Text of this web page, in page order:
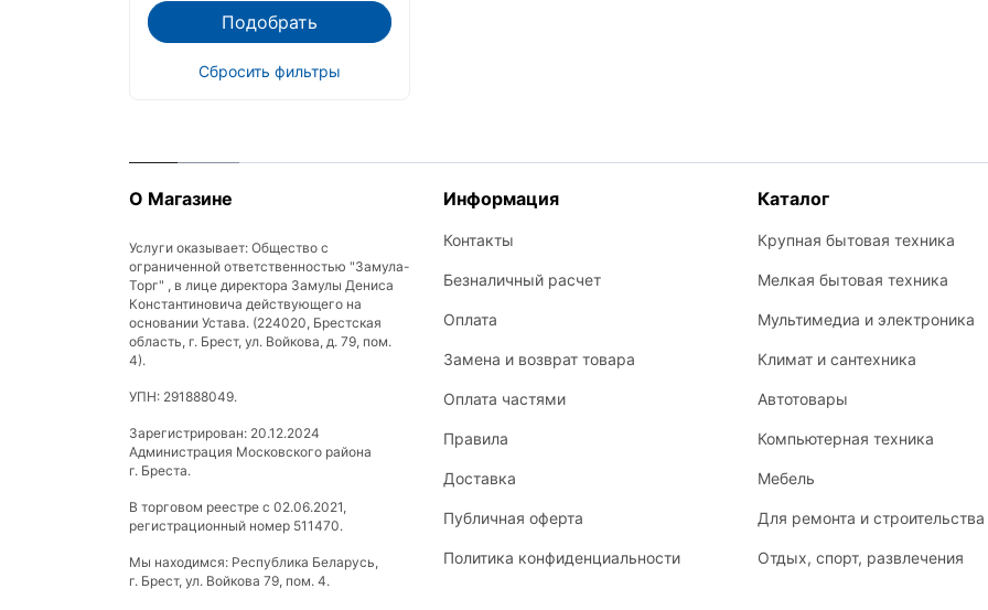
Подобрать
Сбросить фильтры
О Магазине
Услуги оказывает: Общество с
ограниченной ответственностью "Замула-
Торг" , в лице директора Замулы Дениса
Константиновича действующего на
основании Устава. (224020, Брестская
область, г. Брест, ул. Войкова, д. 79, пом.
4).
УПН: 291888049.
Зарегистрирован: 20.12.2024
Администрация Московского района
г. Бреста.
В торговом реестре с 02.06.2021,
регистрационный номер 511470.
Мы находимся: Республика Беларусь,
г. Брест, ул. Войкова 79, пом. 4.
Информация
Контакты
Безналичный расчет
Оплата
Замена и возврат товара
Оплата частями
Правила
Доставка
Публичная оферта
Политика конфиденциальности
Каталог
Крупная бытовая техника
Мелкая бытовая техника
Мультимедиа и электроника
Климат и сантехника
Автотовары
Компьютерная техника
Мебель
Для ремонта и строительства
Отдых, спорт, развлечения